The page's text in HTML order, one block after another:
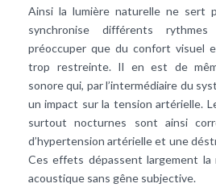
Ainsi la lumière naturelle ne sert
synchronise différents
préoccuper que du confort visuel
trop restreinte. Il en est de
sonore qui, par l’intermédiaire du
un impact sur la tension artérielle.
surtout nocturnes sont ainsi
d’hypertension artérielle et une
Ces effets dépassent largement
acoustique sans gêne subjective.